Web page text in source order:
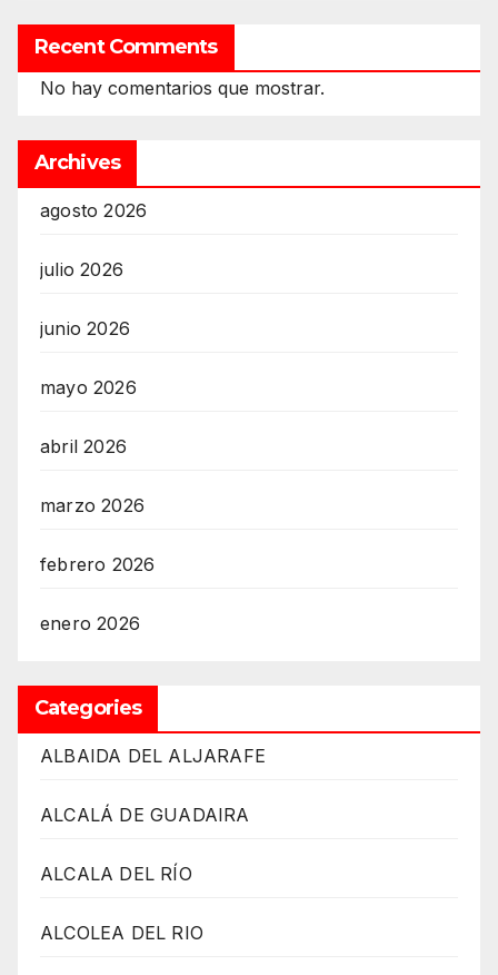
Recent Comments
No hay comentarios que mostrar.
Archives
agosto 2026
julio 2026
junio 2026
mayo 2026
abril 2026
marzo 2026
febrero 2026
enero 2026
Categories
ALBAIDA DEL ALJARAFE
ALCALÁ DE GUADAIRA
ALCALA DEL RÍO
ALCOLEA DEL RIO